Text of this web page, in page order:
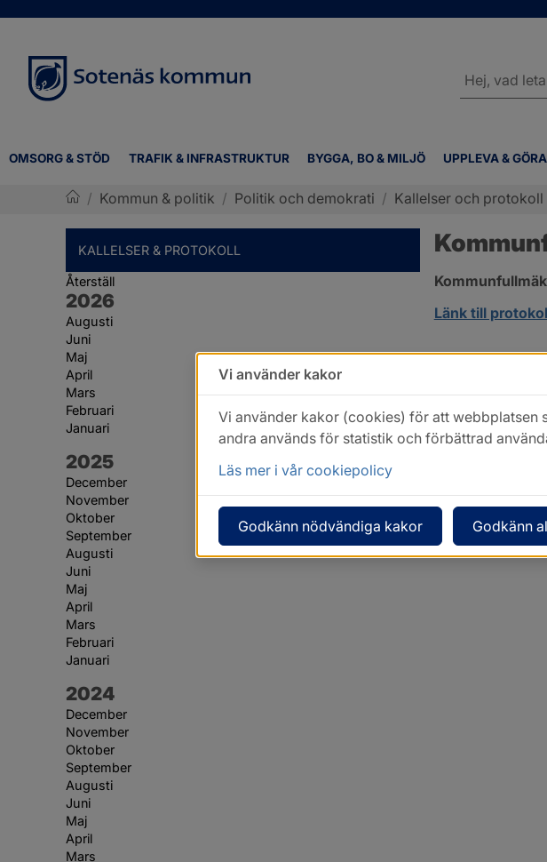
OMSORG & STÖD TRAFIK & INFRASTRUKTUR BYGGA, BO & MILJÖ UPPLEVA & GÖRA
webbplatsen
/ Kommun & politik / Politik och demokrati / Kallelser och protokoll
KALLELSER & PROTOKOLL
Återställ
År:
2026
Augusti
Juni
Maj
April
Mars
Februari
Januari
År:
2025
December
November
Oktober
September
Augusti
Juni
Maj
April
Mars
Februari
Januari
År:
2024
December
November
Oktober
September
Augusti
Juni
Maj
April
Mars
Länk till
Vi använder kakor
Vi använder kakor (cookies) för att webbplatsen
andra används för statistik och förbättrad
Läs mer i vår cookiepolicy
Godkänn nödvändiga kakor Godkänn